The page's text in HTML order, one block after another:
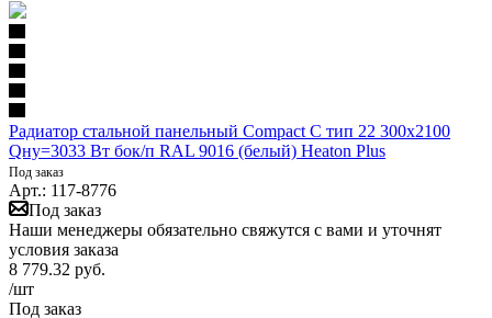
Радиатор стальной панельный Compact C тип 22 300х2100
Qну=3033 Вт бок/п RAL 9016 (белый) Heaton Plus
Под заказ
Арт.: 117-8776
Под заказ
Наши менеджеры обязательно свяжутся с вами и уточнят
условия заказа
8 779.32 руб.
/шт
Под заказ